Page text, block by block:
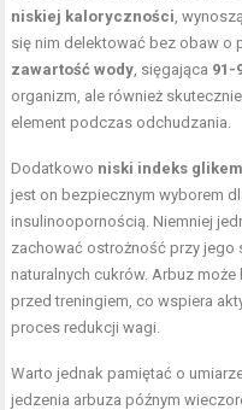
niskiej kaloryczności,
się nim delektować bez obaw o
zawartość wody, sięgająca 91-
organizm, ale również
element podczas odchudzania.
Dodatkowo niski indeks
jest on bezpiecznym wyborem
insulinoopornością. Niemniej
zachować ostrożność przy jego
naturalnych cukrów. Arbuz
przed treningiem, co wspiera
proces redukcji wagi.
Warto jednak pamiętać o
jedzenia arbuza późnym